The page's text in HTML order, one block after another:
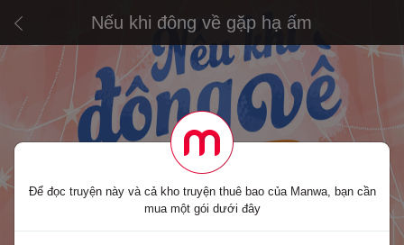
Nếu khi đông về gặp hạ ấm
Để đọc truyện này và cả kho truyện thuê bao của Manwa, bạn cần
mua một gói dưới đây